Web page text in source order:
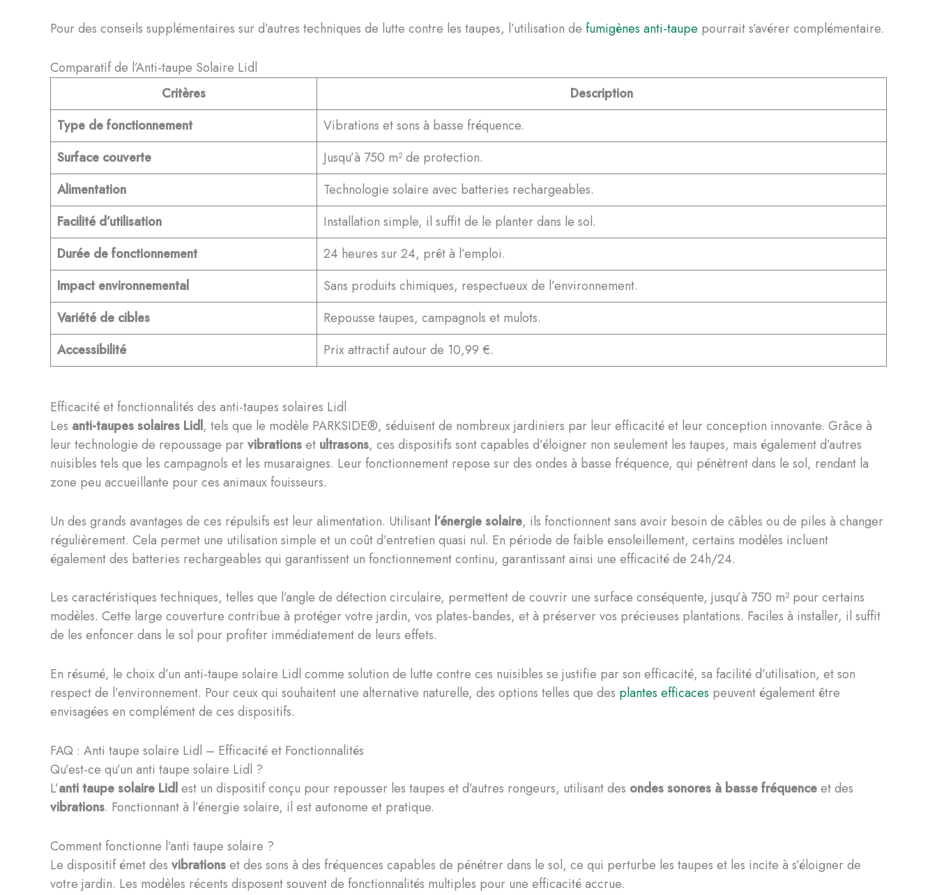
Pour des conseils supplémentaires sur d’autres techniques de lutte contre les taupes, l’utilisation de fumigènes anti-taupe pourrait s’avérer complémentaire.
Comparatif de l’Anti-taupe Solaire Lidl
Critères
Description
Type de fonctionnement
Vibrations et sons à basse fréquence.
Surface couverte
Jusqu’à 750 m² de protection.
Alimentation
Technologie solaire avec batteries rechargeables.
Facilité d’utilisation
Installation simple, il suffit de le planter dans le sol.
Durée de fonctionnement
24 heures sur 24, prêt à l’emploi.
Impact environnemental
Sans produits chimiques, respectueux de l’environnement.
Variété de cibles
Repousse taupes, campagnols et mulots.
Accessibilité
Prix attractif autour de 10,99 €.
Efficacité et fonctionnalités des anti-taupes solaires Lidl
Les anti-taupes solaires Lidl, tels que le modèle PARKSIDE®, séduisent de nombreux jardiniers par leur efficacité et leur conception innovante. Grâce à
leur technologie de repoussage parvibrationset ultrasons, ces dispositifs sont capables d’éloigner non seulement les taupes, mais également d’autres
nuisibles tels que les campagnols et les musaraignes. Leur fonctionnement repose sur des ondes à basse fréquence, qui pénètrent dans le sol, rendant la
zone peu accueillante pour ces animaux fouisseurs.
Un des grands avantages de ces répulsifs est leur alimentation. Utilisant l’énergie solaire, ils fonctionnent sans avoir besoin de câbles ou de piles à changer
régulièrement. Cela permet une utilisation simple et un coût d’entretien quasi nul. En période de faible ensoleillement, certains modèles incluent
également des batteries rechargeables qui garantissent un fonctionnement continu, garantissant ainsi une efficacité de 24h/24.
Les caractéristiques techniques, telles que l’angle de détection circulaire, permettent de couvrir une surface conséquente, jusqu’à 750 m² pour certains
modèles. Cette large couverture contribue à protéger votre jardin, vos plates-bandes, et à préserver vos précieuses plantations. Faciles à installer, il suffit
de les enfoncer dans le sol pour profiter immédiatement de leurs effets.
En résumé, le choix d’un anti-taupe solaire Lidl comme solution de lutte contre ces nuisibles se justifie par son efficacité, sa facilité d’utilisation, et son
respect de l’environnement. Pour ceux qui souhaitent une alternative naturelle, des options telles que des plantes efficaces peuvent également être
envisagées en complément de ces dispositifs.
FAQ : Anti taupe solaire Lidl – Efficacité et Fonctionnalités
Qu’est-ce qu’un anti taupe solaire Lidl ?
L’anti taupe solaire Lidlest un dispositif conçu pour repousser les taupes et d’autres rongeurs, utilisant des ondes sonores à basse fréquenceet des
vibrations. Fonctionnant à l’énergie solaire, il est autonome et pratique.
Comment fonctionne l’anti taupe solaire ?
Le dispositif émet des vibrationset des sons à des fréquences capables de pénétrer dans le sol, ce qui perturbe les taupes et les incite à s’éloigner de
votre jardin. Les modèles récents disposent souvent de fonctionnalités multiples pour une efficacité accrue.